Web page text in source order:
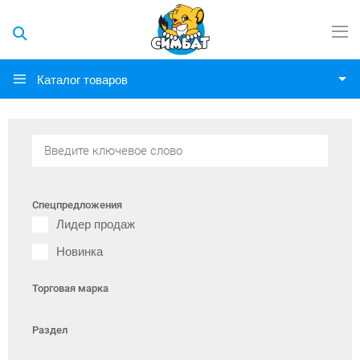
Каталог товаров
Спецпредложения
Лидер продаж
Новинка
Торговая марка
Раздел